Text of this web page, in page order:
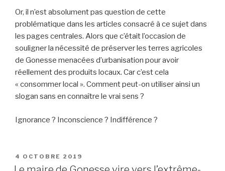
Or, il n’est absolument pas question de cette
problématique dans les articles consacré à ce sujet dans
les pages centrales. Alors que c’était l’occasion de
souligner la nécessité de préserver les terres agricoles
de Gonesse menacées d’urbanisation pour avoir
réellement des produits locaux. Car c’est cela
« consommer local ». Comment peut-on utiliser ainsi un
slogan sans en connaître le vrai sens ?
Ignorance ? Inconscience ? Indifférence ?
PUBLIÉ
LE
4 OCTOBRE 2019